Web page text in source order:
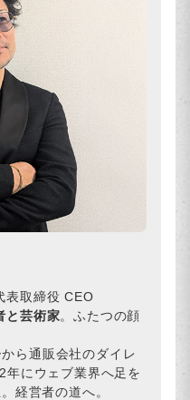
取締役 CEO
と芸術家。ふたつの顔
ら通販会社のダイレ
年にウェブ業界へ足を
経営者の道へ。